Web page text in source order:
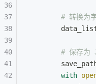
# 转换为
# 保存为
        with